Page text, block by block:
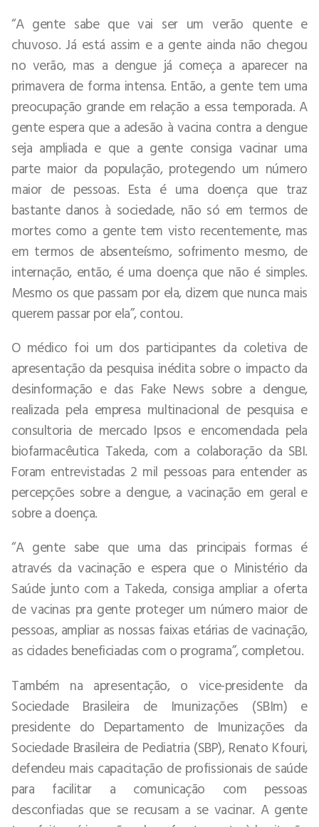
“A gente sabe que vai ser um verão quente e
chuvoso. Já está assim e a gente ainda não chegou
no verão, mas a dengue já começa a aparecer na
primavera de forma intensa. Então, a gente tem uma
preocupação grande em relação a essa temporada. A
gente espera que a adesão à vacina contra a dengue
seja ampliada e que a gente consiga vacinar uma
parte maior da população, protegendo um número
maior de pessoas. Esta é uma doença que traz
bastante danos à sociedade, não só em termos de
mortes como a gente tem visto recentemente, mas
em termos de absenteísmo, sofrimento mesmo, de
internação, então, é uma doença que não é simples.
Mesmo os que passam por ela, dizem que nunca mais
querem passar por ela”, contou.
O médico foi um dos participantes da coletiva de
apresentação da pesquisa inédita sobre o impacto da
desinformação e das Fake News sobre a dengue,
realizada pela empresa multinacional de pesquisa e
consultoria de mercado Ipsos e encomendada pela
biofarmacêutica Takeda, com a colaboração da SBI.
Foram entrevistadas 2 mil pessoas para entender as
percepções sobre a dengue, a vacinação em geral e
sobre a doença.
“A gente sabe que uma das principais formas é
através da vacinação e espera que o Ministério da
Saúde junto com a Takeda, consiga ampliar a oferta
de vacinas pra gente proteger um número maior de
pessoas, ampliar as nossas faixas etárias de vacinação,
as cidades beneficiadas com o programa”, completou.
Também na apresentação, o vice-presidente da
Sociedade Brasileira de Imunizações (SBIm) e
presidente do Departamento de Imunizações da
Sociedade Brasileira de Pediatria (SBP), Renato Kfouri,
defendeu mais capacitação de profissionais de saúde
para facilitar a comunicação com pessoas
desconfiadas que se recusam a se vacinar. A gente